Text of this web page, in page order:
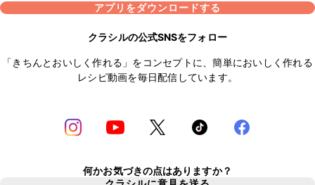
アプリをダウンロードする
クラシルの公式SNSをフォロー
「きちんとおいしく作れる」をコンセプトに、簡単においしく作れる
レシピ動画を毎日配信しています。
何かお気づきの点はありますか？